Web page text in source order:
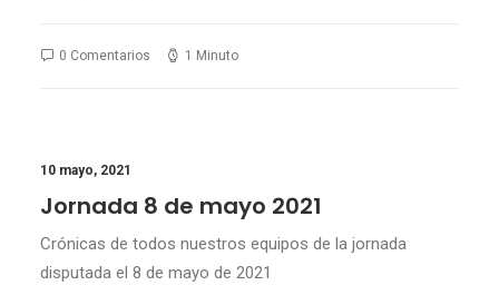
0 Comentarios 1 Minuto
10 mayo, 2021
Jornada 8 de mayo 2021
Crónicas de todos nuestros equipos de la jornada
disputada el 8 de mayo de 2021